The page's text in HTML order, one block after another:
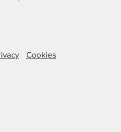
Cookies